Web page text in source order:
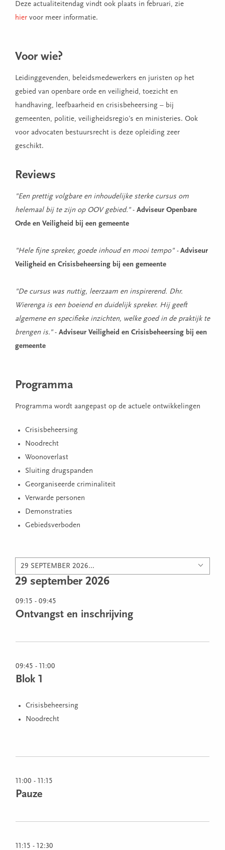
Deze actualiteitendag vindt ook plaats in februari, zie
hier voor meer informatie.
Voor wie?
Leidinggevenden, beleidsmedewerkers en juristen op het
gebied van openbare orde en veiligheid, toezicht en
handhaving, leefbaarheid en crisisbeheersing – bij
gemeenten, politie, veiligheidsregio's en ministeries. Ook
voor advocaten bestuursrecht is deze opleiding zeer
geschikt.
Reviews
"Een prettig volgbare en inhoudelijke sterke cursus om
helemaal bij te zijn op OOV gebied."- Adviseur Openbare
Orde en Veiligheid bij een gemeente
"Hele fijne spreker, goede inhoud en mooi tempo" - Adviseur
Veiligheid en Crisisbeheersing bij een gemeente
"De cursus was nuttig, leerzaam en inspirerend. Dhr.
Wierenga is een boeiend en duidelijk spreker. Hij geeft
algemene en specifieke inzichten, welke goed in de praktijk te
brengen is."- Adviseur Veiligheid en Crisisbeheersing bij een
gemeente
Programma
Programma wordt aangepast op de actuele ontwikkelingen
Crisisbeheersing
Noodrecht
Woonoverlast
Sluiting drugspanden
Georganiseerde criminaliteit
Verwarde personen
Demonstraties
Gebiedsverboden
29 SEPTEMBER 2026...
29 september 2026
09:15 - 09:45
Ontvangst en inschrijving
09:45 - 11:00
Blok 1
Crisisbeheersing
Noodrecht
11:00 - 11:15
Pauze
11:15 - 12:30